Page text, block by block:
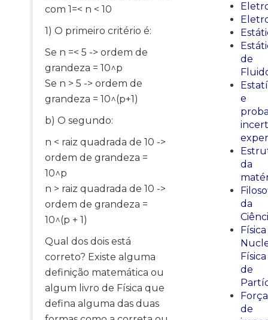
com 1=< n < 10
1) O primeiro critério é:
Se n =< 5 -> ordem de
grandeza = 10^p
Se n > 5 -> ordem de
grandeza = 10^(p+1)
b) O segundo:
n < raiz quadrada de 10 ->
ordem de grandeza =
10^p
n > raiz quadrada de 10 ->
ordem de grandeza =
10^(p + 1)
Qual dos dois está
correto? Existe alguma
definição matemática ou
algum livro de Física que
defina alguma das duas
de
e
da
da
Física
Física
de
Força
de